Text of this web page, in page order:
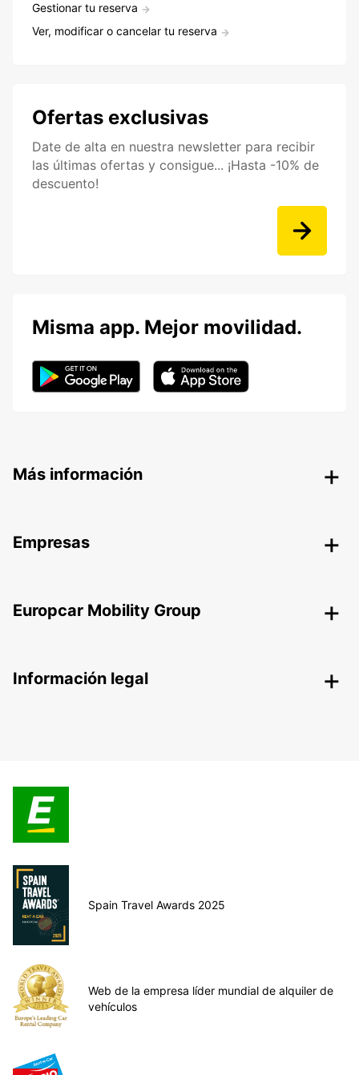
Gestionar tu reserva
Ver, modificar o cancelar tu reserva
Ofertas exclusivas
Date de alta en nuestra newsletter para recibir
las últimas ofertas y consigue... ¡Hasta -10% de
descuento!
Misma app. Mejor movilidad.
Más información
Empresas
Europcar Mobility Group
Información legal
Spain Travel Awards 2025
Web de la empresa líder mundial de alquiler de
vehículos